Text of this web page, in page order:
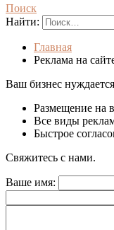
Поиск
Найти:
Главная
Реклама на
Ваш бизнес
Размещение на
Все виды
Быстрое
Свяжитесь с нами.
Ваше имя: